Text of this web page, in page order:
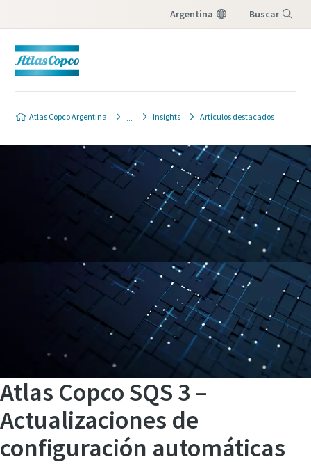
Argentina Buscar
Atlas Copco Argentina Insights Artículos destacados
Atlas Copco SQS 3 –
Actualizaciones de
configuración automáticas